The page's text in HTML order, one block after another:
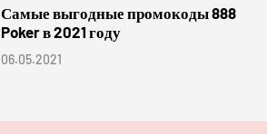
Самые выгодные промокоды 888
Poker в 2021 году
06.05.2021